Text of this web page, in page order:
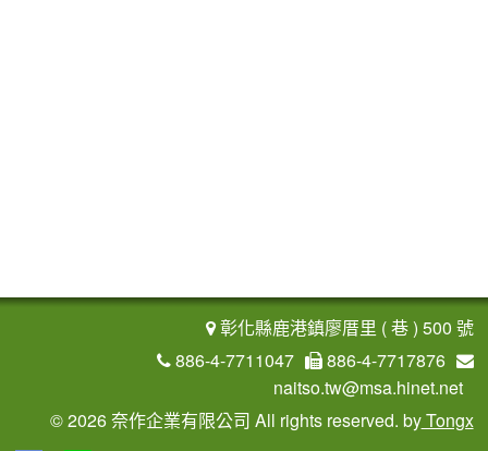
彰化縣鹿港鎮廖厝里 ( 巷 ) 500 號
886-4-7711047
886-4-7717876
naitso.tw@msa.hinet.net
©2026 奈作企業有限公司 All rights reserved. byTongx